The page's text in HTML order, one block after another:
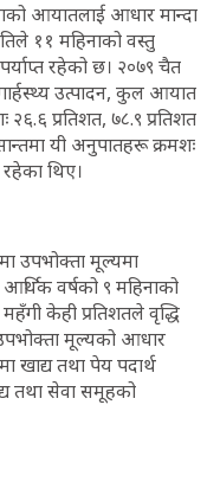
आयातलाई आधार मान्दा
११ महिनाको वस्तु
रहेको छ। २०७९ चैत
उत्पादन, कुल आयात
प्रतिशत, ७८.९ प्रतिशत
यी अनुपातहरू क्रमशः
रहेका थिए।
उपभोक्ता मूल्यमा
वर्षको ९ महिनाको
केही प्रतिशतले वृद्धि
मूल्यको आधार
खाद्य तथा पेय पदार्थ
तथा सेवा समूहको